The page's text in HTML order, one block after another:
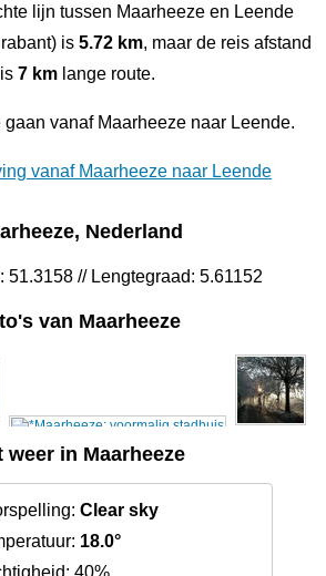
lijn tussen Maarheeze en Leende
is 5.72 km, maar de reis afstand
is 7 km lange route.
gaan vanaf Maarheeze naar Leende.
vanaf Maarheeze naar Leende
Nederland
51.3158 // Lengtegraad: 5.61152
van Maarheeze
weer in Maarheeze
Clear sky
18.0°